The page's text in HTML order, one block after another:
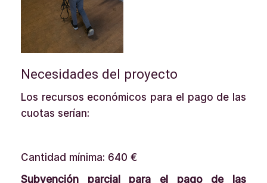
Necesidades del proyecto
Los recursos económicos para el pago de las
cuotas serían:
Cantidad mínima: 640 €
Subvención parcial para el pago de las